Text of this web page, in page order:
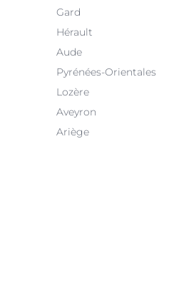
Gard
Hérault
Aude
Pyrénées-Orientales
Lozère
Aveyron
Ariège